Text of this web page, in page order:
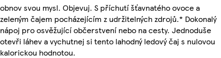
obnov svou mysl. Objevuj. S příchutí šťavnatého ovoce a
zeleným čajem pocházejícím z udržitelných zdrojů.* Dokonalý
nápoj pro osvěžující občerstvení nebo na cesty. Jednoduše
otevři láhev a vychutnej si tento lahodný ledový čaj s nulovou
kalorickou hodnotou.